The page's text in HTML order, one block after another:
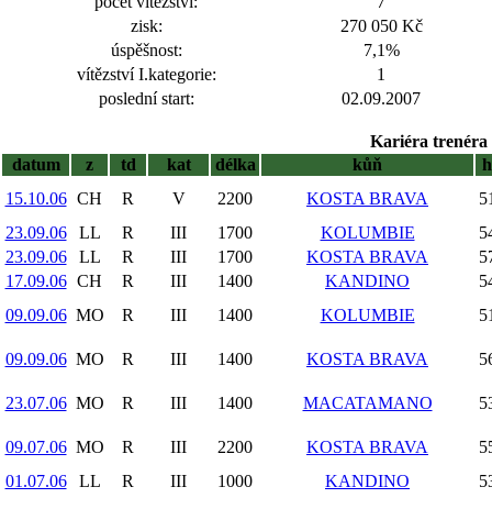
zisk:
270 050 Kč
úspěšnost:
7,1%
vítězství I.kategorie:
1
poslední start:
02.09.2007
Kariéra trenéra
datum
z td kat délka kůň
15.10.06 CH R V 2200 KOSTA BRAVA
23.09.06
LL R III 1700 KOLUMBIE
23.09.06
LL R III 1700 KOSTA BRAVA
17.09.06 CH R III 1400 KANDINO
09.09.06 MO R III 1400 KOLUMBIE
09.09.06 MO R III 1400 KOSTA BRAVA
23.07.06 MO R III 1400 MACATAMANO
09.07.06 MO R III 2200 KOSTA BRAVA
01.07.06
LL R III 1000 KANDINO